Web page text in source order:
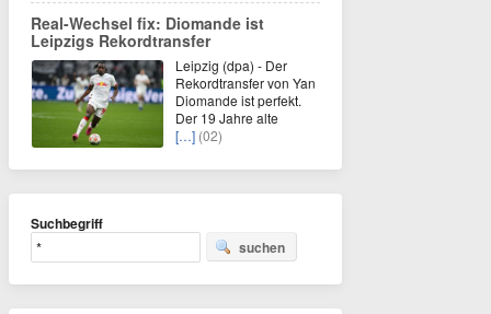
Real-Wechsel fix: Diomande ist
Leipzigs Rekordtransfer
Leipzig (dpa) - Der
Rekordtransfer von Yan
Diomande ist perfekt.
Der 19 Jahre alte
[…] (02)
Suchbegriff
suchen